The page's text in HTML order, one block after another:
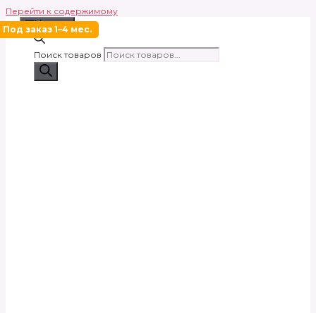
Перейти к содержимому
Меню
Поиск товаров
Под заказ 1–4 мес.